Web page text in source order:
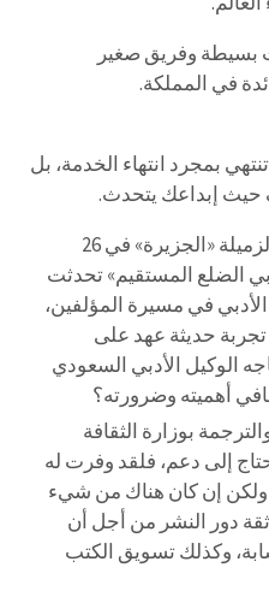
بسيطة وفريق صغير
في المملكة.
بمجرد انتهاء الخدمة، بل
إبداعك يتحدث.
في مقالة رائعة نشرتها لكم الزميلة «الجزيرة» في 26
الأدبي الضلع المستقيم» تحدثت
في مسيرة المؤلفين،
تجربة حديثة عهد على
الوكيل الأدبي السعودي
أهميته وضرورته؟
بوزارة الثقافة
إلى دعم، فلقد وفرت له
ولكن إن كان هناك من شيء
ثقة دور النشر من أجل أن
وكذلك تسويق الكتب